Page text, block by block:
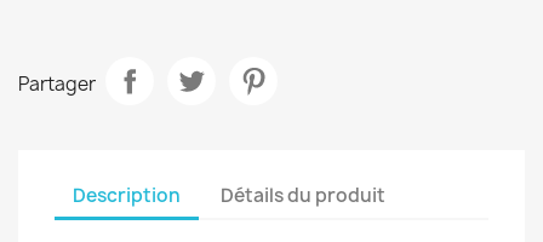
Partager
Description Détails du produit